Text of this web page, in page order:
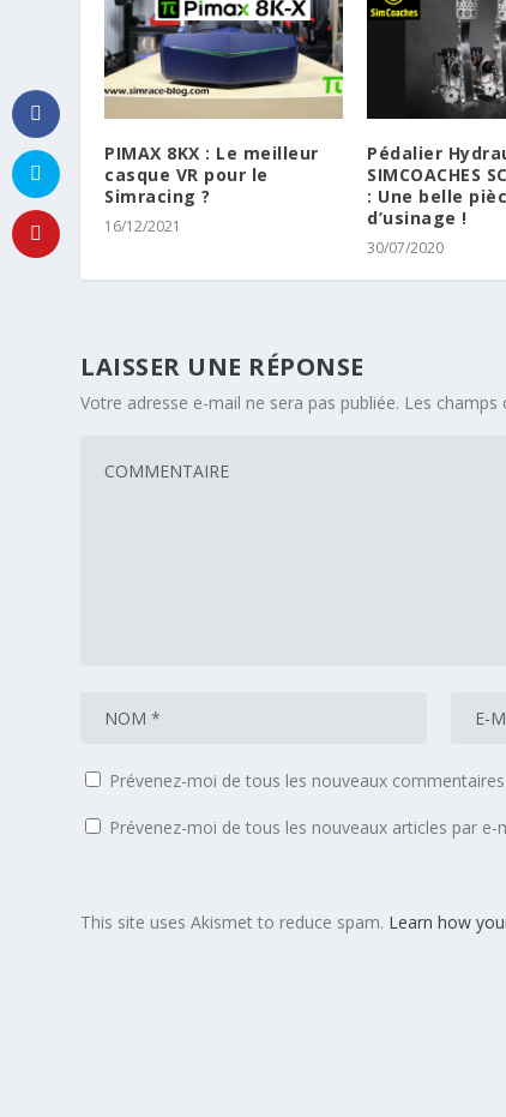
PIMAX 8KX : Le meilleur
casque VR pour le
Simracing ?
16/12/2021
Pédalier
SIMCOACHES
: Une belle
d’usinage !
30/07/2020
LAISSER UNE RÉPONSE
Votre adresse e-mail ne sera pas publiée. Les
Prévenez-moi de tous les nouveaux
Prévenez-moi de tous les nouveaux articles par e-
This site uses Akismet to reduce spam. Learn how